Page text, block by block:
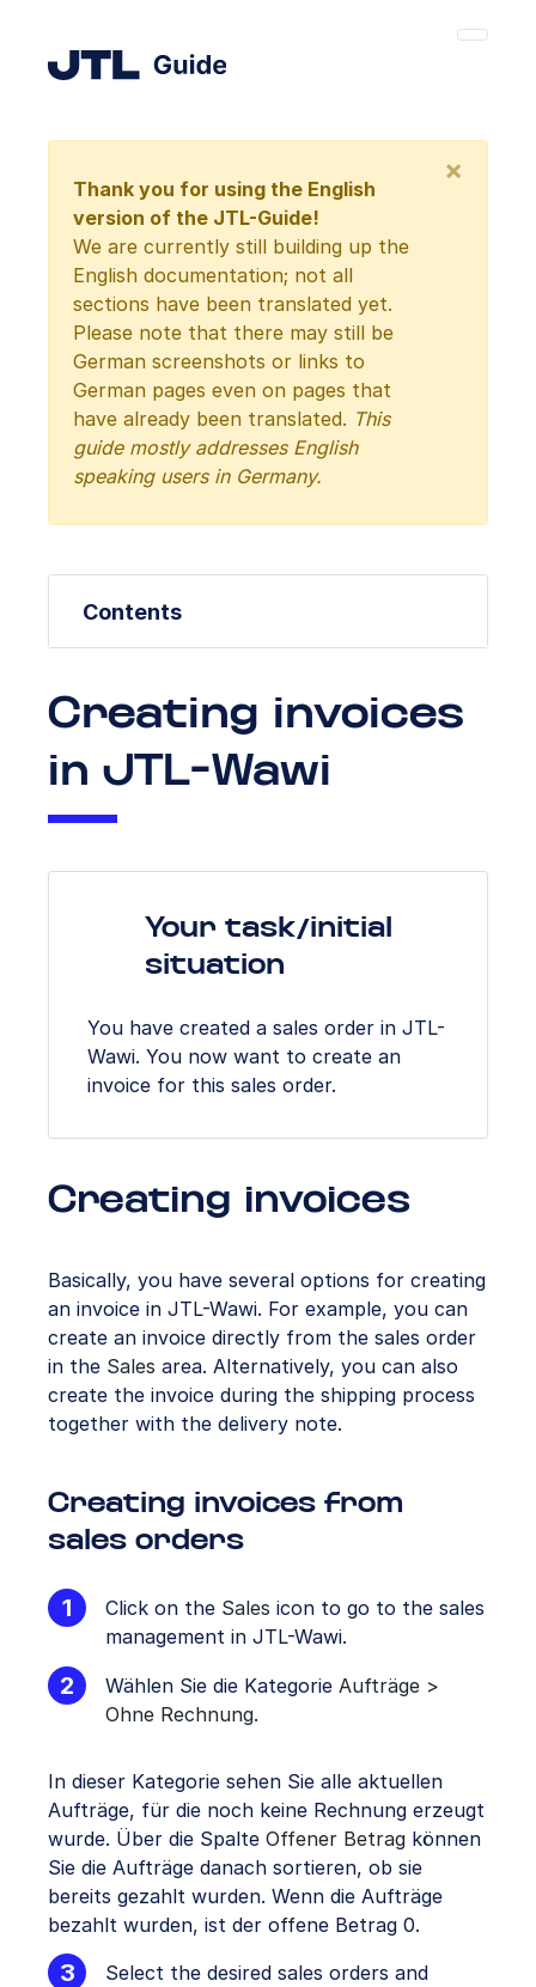
Thank you for using the English
version of the JTL-Guide!
We are currently still building up the
English documentation; not all
sections have been translated yet.
Please note that there may still be
German screenshots or links to
German pages even on pages that
have already been translated. This
guide mostly addresses English
speaking users in Germany.
×
Contents
Creating invoices
in JTL-Wawi
Your task/initial
situation
You have created a sales order in JTL-
Wawi. You now want to create an
invoice for this sales order.
Creating invoices
Basically, you have several options for creating
an invoice in JTL-Wawi. For example, you can
create an invoice directly from the sales order
in the Sales area. Alternatively, you can also
create the invoice during the shipping process
together with the delivery note.
Creating invoices from
sales orders
Click on the Sales icon to go to the sales
management in JTL-Wawi.
Wählen Sie die Kategorie Aufträge >
Ohne Rechnung.
In dieser Kategorie sehen Sie alle aktuellen
Aufträge, für die noch keine Rechnung erzeugt
wurde. Über die Spalte Offener Betrag können
Sie die Aufträge danach sortieren, ob sie
bereits gezahlt wurden. Wenn die Aufträge
bezahlt wurden, ist der offene Betrag 0.
Select the desired sales orders and